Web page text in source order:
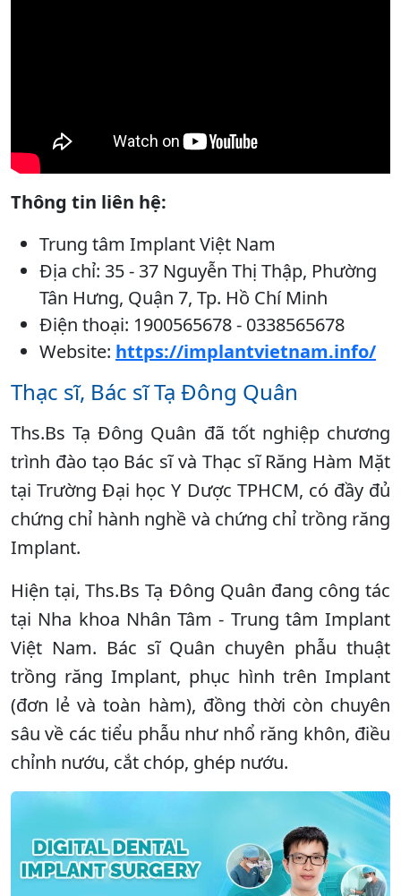
Thông tin liên hệ:
Trung tâm Implant Việt Nam
Địa chỉ: 35 - 37 Nguyễn Thị Thập, Phường
Tân Hưng, Quận 7, Tp. Hồ Chí Minh
Điện thoại: 1900565678 - 0338565678
Website: https://implantvietnam.info/
Thạc sĩ, Bác sĩ Tạ Đông Quân
Ths.Bs Tạ Đông Quân đã tốt nghiệp chương
trình đào tạo Bác sĩ và Thạc sĩ Răng Hàm Mặt
tại Trường Đại học Y Dược TPHCM, có đầy đủ
chứng chỉ hành nghề và chứng chỉ trồng răng
Implant.
Hiện tại, Ths.Bs Tạ Đông Quân đang công tác
tại Nha khoa Nhân Tâm - Trung tâm Implant
Việt Nam. Bác sĩ Quân chuyên phẫu thuật
trồng răng Implant, phục hình trên Implant
(đơn lẻ và toàn hàm), đồng thời còn chuyên
sâu về các tiểu phẫu như nhổ răng khôn, điều
chỉnh nướu, cắt chóp, ghép nướu.